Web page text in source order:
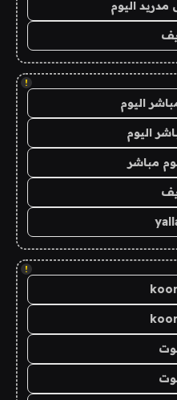
اليوم
!
اليوم
اليوم
مباشر
!